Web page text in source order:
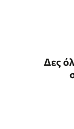
Δες